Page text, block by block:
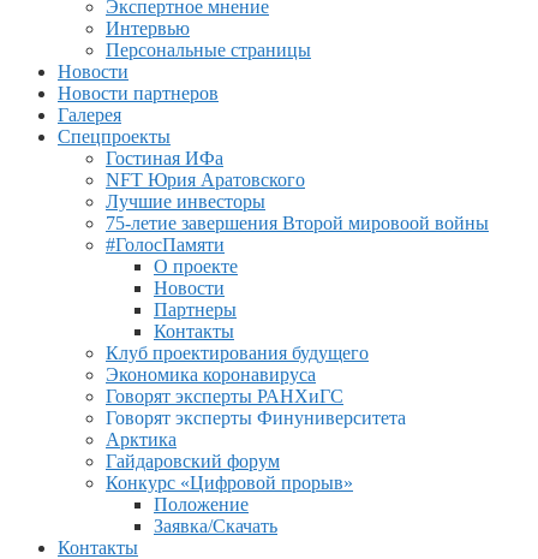
Экспертное мнение
Интервью
Персональные страницы
Новости
Новости партнеров
Галерея
Спецпроекты
Гостиная ИФа
NFT Юрия Аратовского
Лучшие инвесторы
75-летие завершения Второй мировоой войны
#ГолосПамяти
О проекте
Новости
Партнеры
Контакты
Клуб проектирования будущего
Экономика коронавируса
Говорят эксперты РАНХиГС
Говорят эксперты Финуниверситета
Арктика
Гайдаровский форум
Конкурс «Цифровой прорыв»
Положение
Заявка/Скачать
Контакты